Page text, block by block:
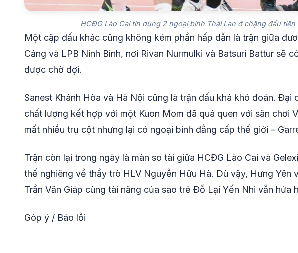
HCĐG Lào Cai tin dùng 2 ngoại binh Thái Lan ở chặng đầu tiên
Một cặp đấu khác cũng không kém phần hấp dẫn là trận giữa
Cảng và LPB Ninh Bình, nơi Rivan Nurmulki và Batsuri Battur sẽ
được chờ đợi.
Sanest Khánh Hòa và Hà Nội cũng là trận đấu khá khó đoán. Đại
chất lượng kết hợp với một Kuon Mom đã quá quen với sân chơi
mất nhiều trụ cột nhưng lại có ngoại binh đẳng cấp thế giới –
Trận còn lại trong ngày là màn so tài giữa HCĐG Lào Cai và
thế nghiêng về thầy trò HLV Nguyễn Hữu Hà. Dù vậy, Hưng Yên
Trần Văn Giáp cùng tài năng của sao trẻ Đỗ Lại Yến Nhi vẫn hứa
Góp ý / Báo lỗi